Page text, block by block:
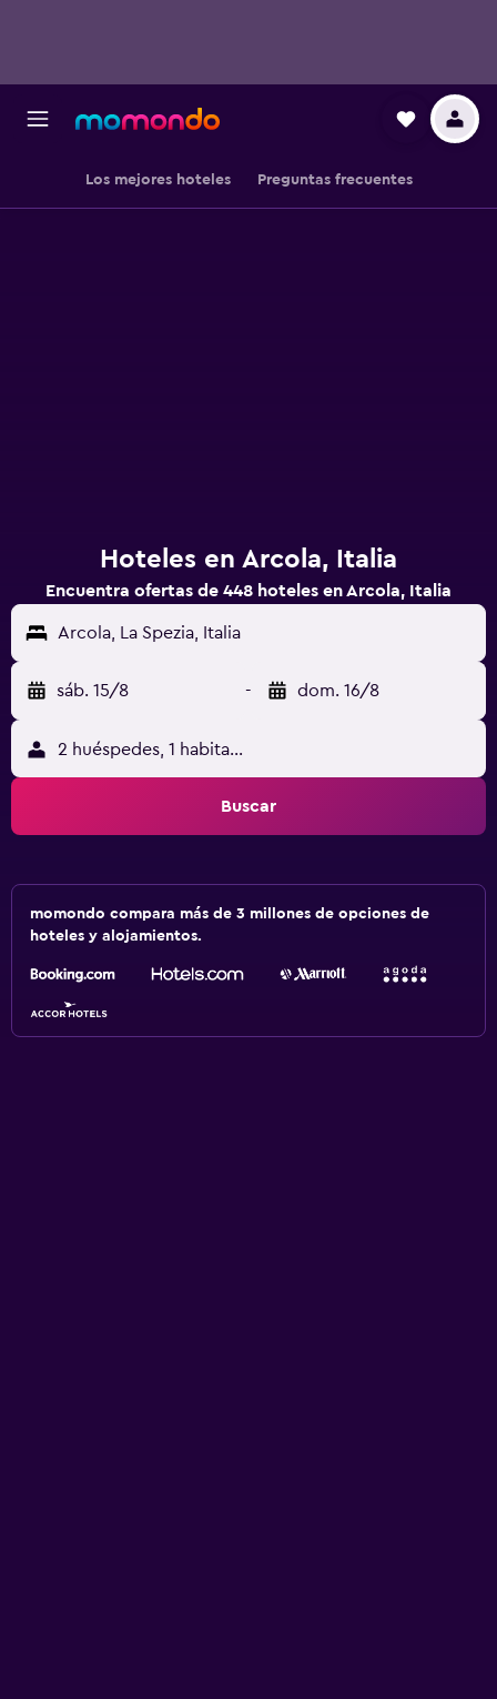
Los mejores hoteles Preguntas frecuentes
Hoteles en Arcola, Italia
Encuentra ofertas de 448 hoteles en Arcola, Italia
Arcola, La Spezia, Italia
sáb. 15/8 - dom. 16/8
2 huéspedes, 1 habitación
Buscar
momondo compara más de 3 millones de opciones de
hoteles y alojamientos.